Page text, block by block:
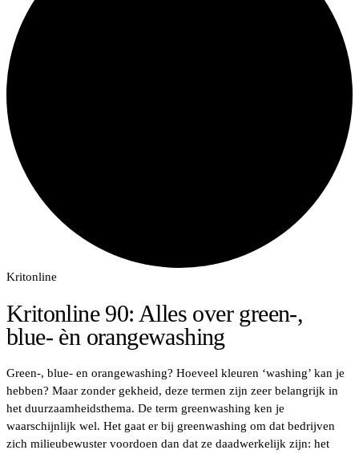
Kritonline
Kritonline 90: Alles over green-,
blue- èn orangewashing
Green-, blue- en orangewashing? Hoeveel kleuren ‘washing’ kan je
hebben? Maar zonder gekheid, deze termen zijn zeer belangrijk in
het duurzaamheidsthema. De term greenwashing ken je
waarschijnlijk wel. Het gaat er bij greenwashing om dat bedrijven
zich milieubewuster voordoen dan dat ze daadwerkelijk zijn: het